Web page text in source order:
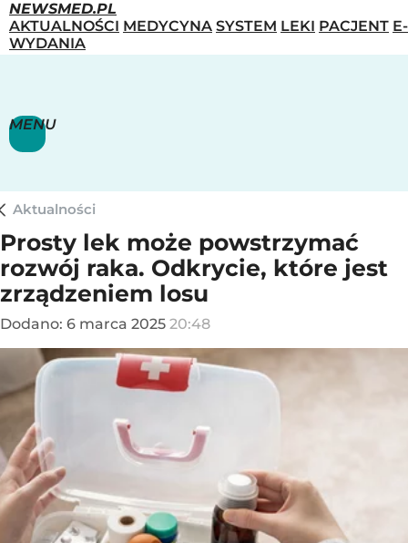
NEWSMED.PL
AKTUALNOŚCI MEDYCYNA SYSTEM LEKI PACJENT E-
WYDANIA
MENU
Aktualności
Prosty lek może powstrzymać
rozwój raka. Odkrycie, które jest
zrządzeniem losu
Dodano: 6 marca 2025 20:48